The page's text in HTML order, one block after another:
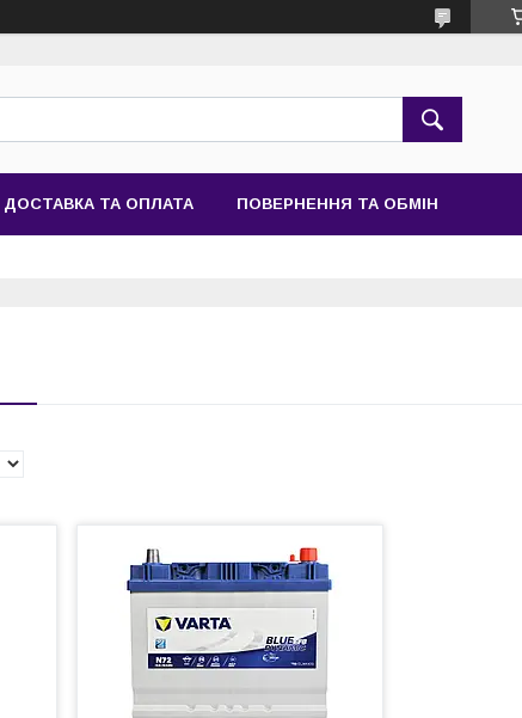
ДОСТАВКА ТА ОПЛАТА ПОВЕРНЕННЯ ТА ОБМІН